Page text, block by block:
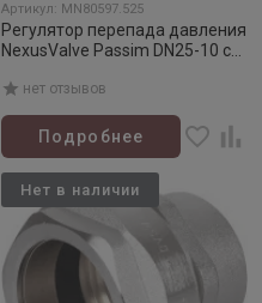
Артикул: MN80597.525
Регулятор перепада давления
NexusValve Passim DN25-10 с
нет отзывов
Подробнее
Нет в наличии